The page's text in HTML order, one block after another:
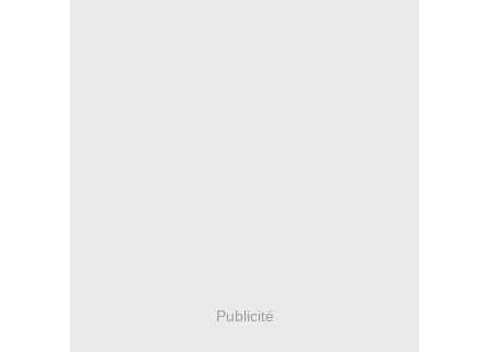
Publicité